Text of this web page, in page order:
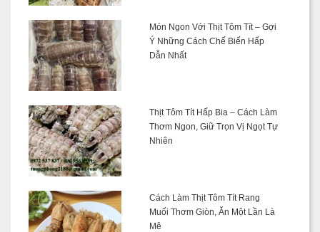
Món Ngon Với Thịt Tôm Tít – Gợi
Ý Những Cách Chế Biến Hấp
Dẫn Nhất
Thịt Tôm Tít Hấp Bia – Cách Làm
Thơm Ngon, Giữ Trọn Vị Ngọt Tự
Nhiên
Cách Làm Thịt Tôm Tít Rang
Muối Thơm Giòn, Ăn Một Lần Là
Mê